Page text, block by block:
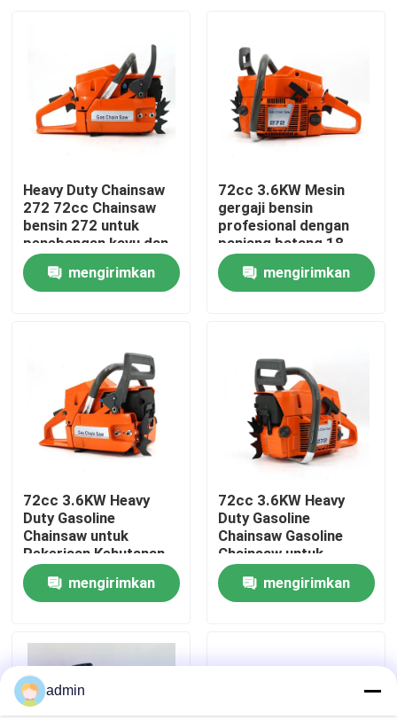
Rumah
Produk
Tentang Kami
tampilan pabrik
Hubungi Kami
Minta Kutipan
Gergaji bensin
Gergaji Mini Genggam
Gergaji Listrik
Heavy Duty Chainsaw
272 72cc Chainsaw
bensin 272 untuk
penebangan kayu dan
pemotongan pohon
besar mengirimkan
72cc 3.6KW Mesin
gergaji bensin
profesional dengan
panjang batang 18
'untuk pekerjaan
pertanian dan
kehutanan berat
mengirimkan
72cc 3.6KW Heavy
Duty Gasoline
Chainsaw untuk
Pekerjaan Kehutanan
Profesional
mengirimkan
72cc 3.6KW Heavy
Duty Gasoline
Chainsaw Gasoline
Chainsaw untuk
pekerjaan kehutanan
profesionalmengirimkan
admin